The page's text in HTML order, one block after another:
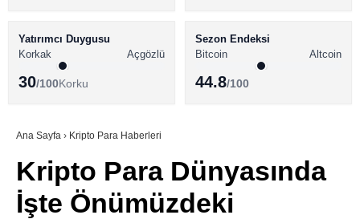
Youtube
BİTCOİN HABERLERİ
ALTCOİN HABERLERİ
SÖZLÜK
Yatırımcı Duygusu
Korkak
Açgözlü
30/100Korku
Sezon Endeksi
Bitcoin
Altcoin
44.8/100
Ana Sayfa › Kripto Para Haberleri
Kripto Para Dünyasında
İşte Önümüzdeki